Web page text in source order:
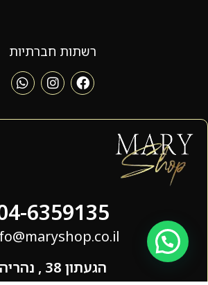
רשתות חברתיות
6359135
הגעתון 38 , נהריה